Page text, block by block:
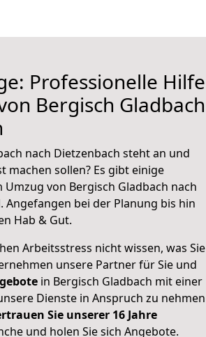
Professionelle Hilfe
Bergisch Gladbach
nach Dietzenbach steht an und
machen sollen? Es gibt einige
von Bergisch Gladbach nach
Angefangen bei der Planung bis hin
Hab & Gut.
Arbeitsstress nicht wissen, was Sie
unsere Partner für Sie und
in Bergisch Gladbach mit einer
Dienste in Anspruch zu nehmen
Sie unserer 16 Jahre
und holen Sie sich Angebote.